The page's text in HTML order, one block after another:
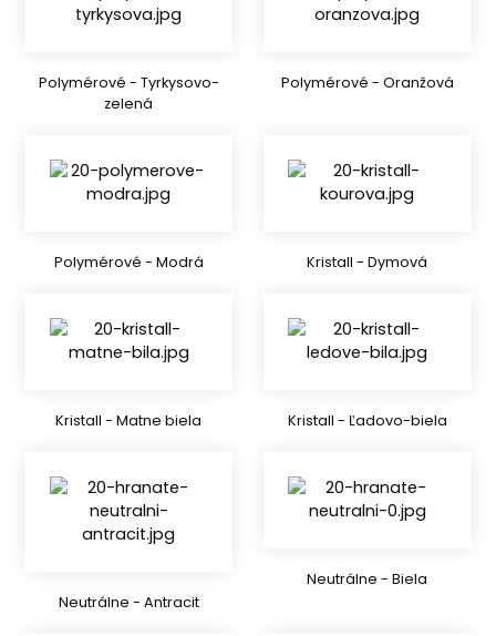
Polymérové - Tyrkysovo-
zelená
Polymérové - Oranžová
Polymérové - Modrá Kristall - Dymová
Kristall - Matne biela Kristall - Ľadovo-biela
Neutrálne - Antracit
Neutrálne - Biela